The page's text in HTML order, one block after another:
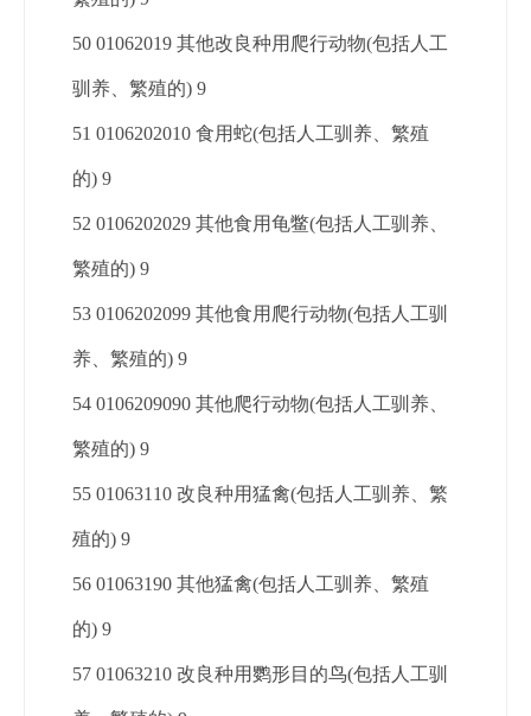
50 01062019 其他改良种用爬行动物(包括人工
驯养、繁殖的) 9
51 0106202010 食用蛇(包括人工驯养、繁殖
的) 9
52 0106202029 其他食用龟鳖(包括人工驯养、
繁殖的) 9
53 0106202099 其他食用爬行动物(包括人工驯
养、繁殖的) 9
54 0106209090 其他爬行动物(包括人工驯养、
繁殖的) 9
55 01063110 改良种用猛禽(包括人工驯养、繁
殖的) 9
56 01063190 其他猛禽(包括人工驯养、繁殖
的) 9
57 01063210 改良种用鹦形目的鸟(包括人工驯